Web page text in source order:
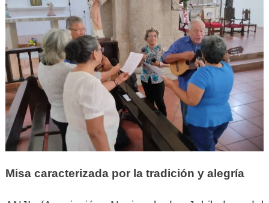
Misa caracterizada por la tradición y alegría